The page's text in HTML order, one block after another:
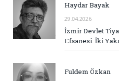
Haydar Bayak
29.04.2026
İzmir Devlet
Efsanesi: İki
Fuldem Özkan